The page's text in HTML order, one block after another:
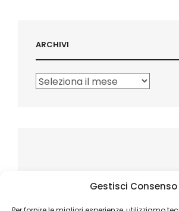
Gestisci Consenso
ARCHIVI
Archivi